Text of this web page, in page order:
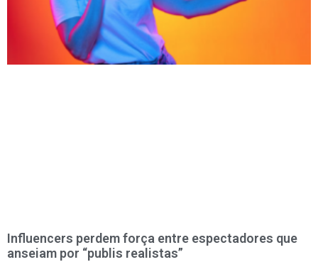
Influencers perdem força entre espectadores que
anseiam por “publis realistas”